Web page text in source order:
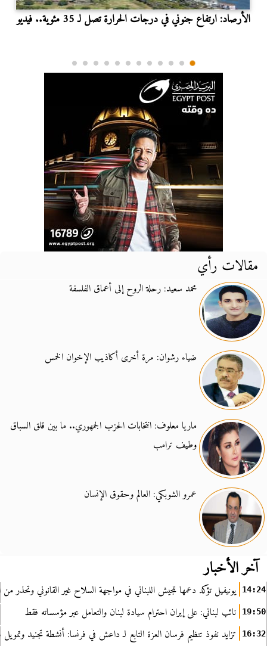
الأرصاد: ارتفاع جنوني في درجات الحرارة تصل لـ 35 مئوية.. فيديو
مقالات رأي
محمد سعيد: رحلة الروح إلى أعماق الفلسفة
ضياء رشوان: مرة أخرى أكاذيب الإخوان الخمس
ماريا معلوف: انتخابات الحزب الجمهوري.. ما بين قلق السباق
وطيف ترامب
عمرو الشوبكي: العالم وحقوق الإنسان
آخر الأخبار
14:24 يونيفيل تؤكد دعمها للجيش اللبناني في مواجهة السلاح غير القانوني وتحذر من
19:50 نائب لبناني: على إيران احترام سيادة لبنان والتعامل عبر مؤسساته فقط
16:32 تزايد نفوذ تنظيم فرسان العزة التابع لـ داعش في فرنسا: أنشطة تجنيد